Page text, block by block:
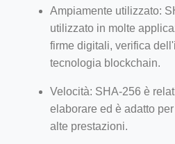
Ampiamente utilizzato:
utilizzato in molte
firme digitali, verifica
tecnologia blockchain.
Velocità: SHA-256 è
elaborare ed è adatto
alte prestazioni.